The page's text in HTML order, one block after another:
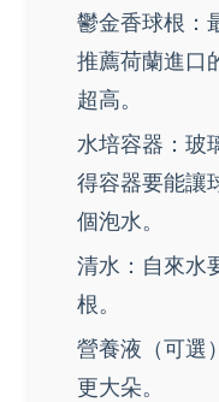
鬱金香球根：
推薦荷蘭進口
超高。
水培容器：玻
得容器要能讓
個泡水。
清水：自來水
根。
營養液（可選
更大朵。